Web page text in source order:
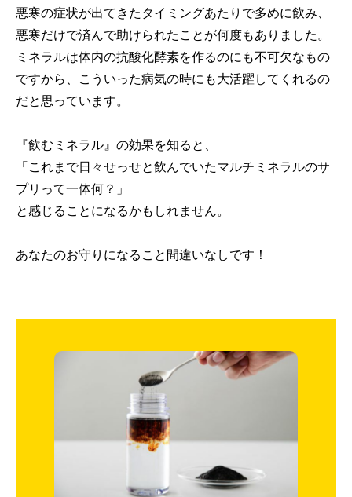
悪寒の症状が出てきたタイミングあたりで多めに飲み、
悪寒だけで済んで助けられたことが何度もありました。
ミネラルは体内の抗酸化酵素を作るのにも不可欠なもの
ですから、こういった病気の時にも大活躍してくれるの
だと思っています。
『飲むミネラル』の効果を知ると、
「これまで日々せっせと飲んでいたマルチミネラルのサ
プリって一体何？」
と感じることになるかもしれません。
あなたのお守りになること間違いなしです！